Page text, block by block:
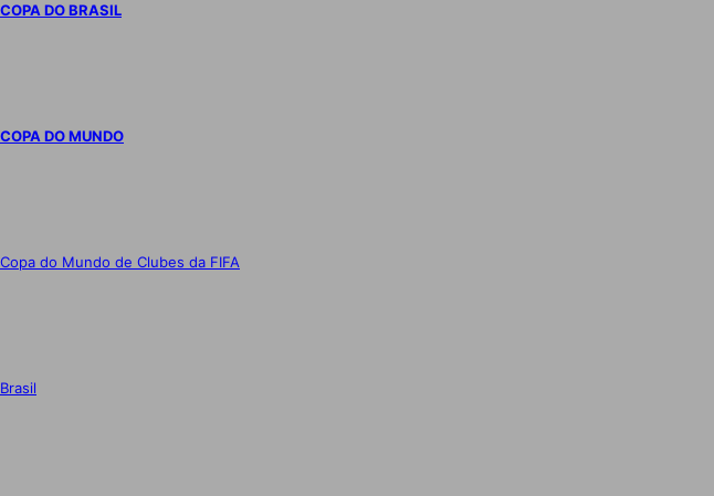
COPA DO BRASIL
COPA DO MUNDO
Copa do Mundo de Clubes da FIFA
Brasil